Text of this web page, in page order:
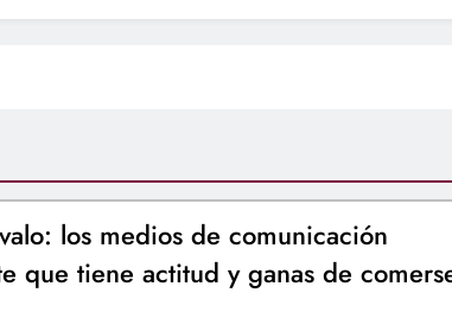
los medios de comunicación
que tiene actitud y ganas de